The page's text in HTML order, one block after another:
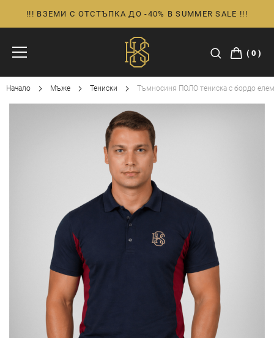
Прескачане
към
съдържанието
!!! ВЗЕМИ С ОТСТЪПКА ДО -40% В SUMMER SALE !!!
0
Начало Мъже Тениски Тъмносиня ПОЛО тениска с бордо